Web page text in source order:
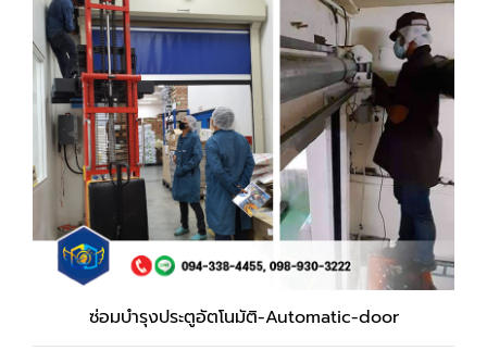
ซ่อมบำรุงประตูอัตโนมัติ-Automatic-door